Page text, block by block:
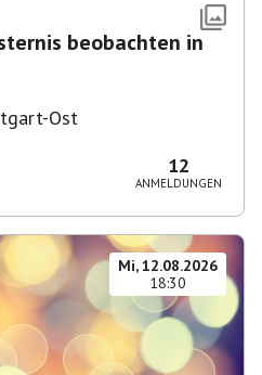
beobachten in
Ost
12
ANMELDUNGEN
Mi, 12.08.2026
18:30